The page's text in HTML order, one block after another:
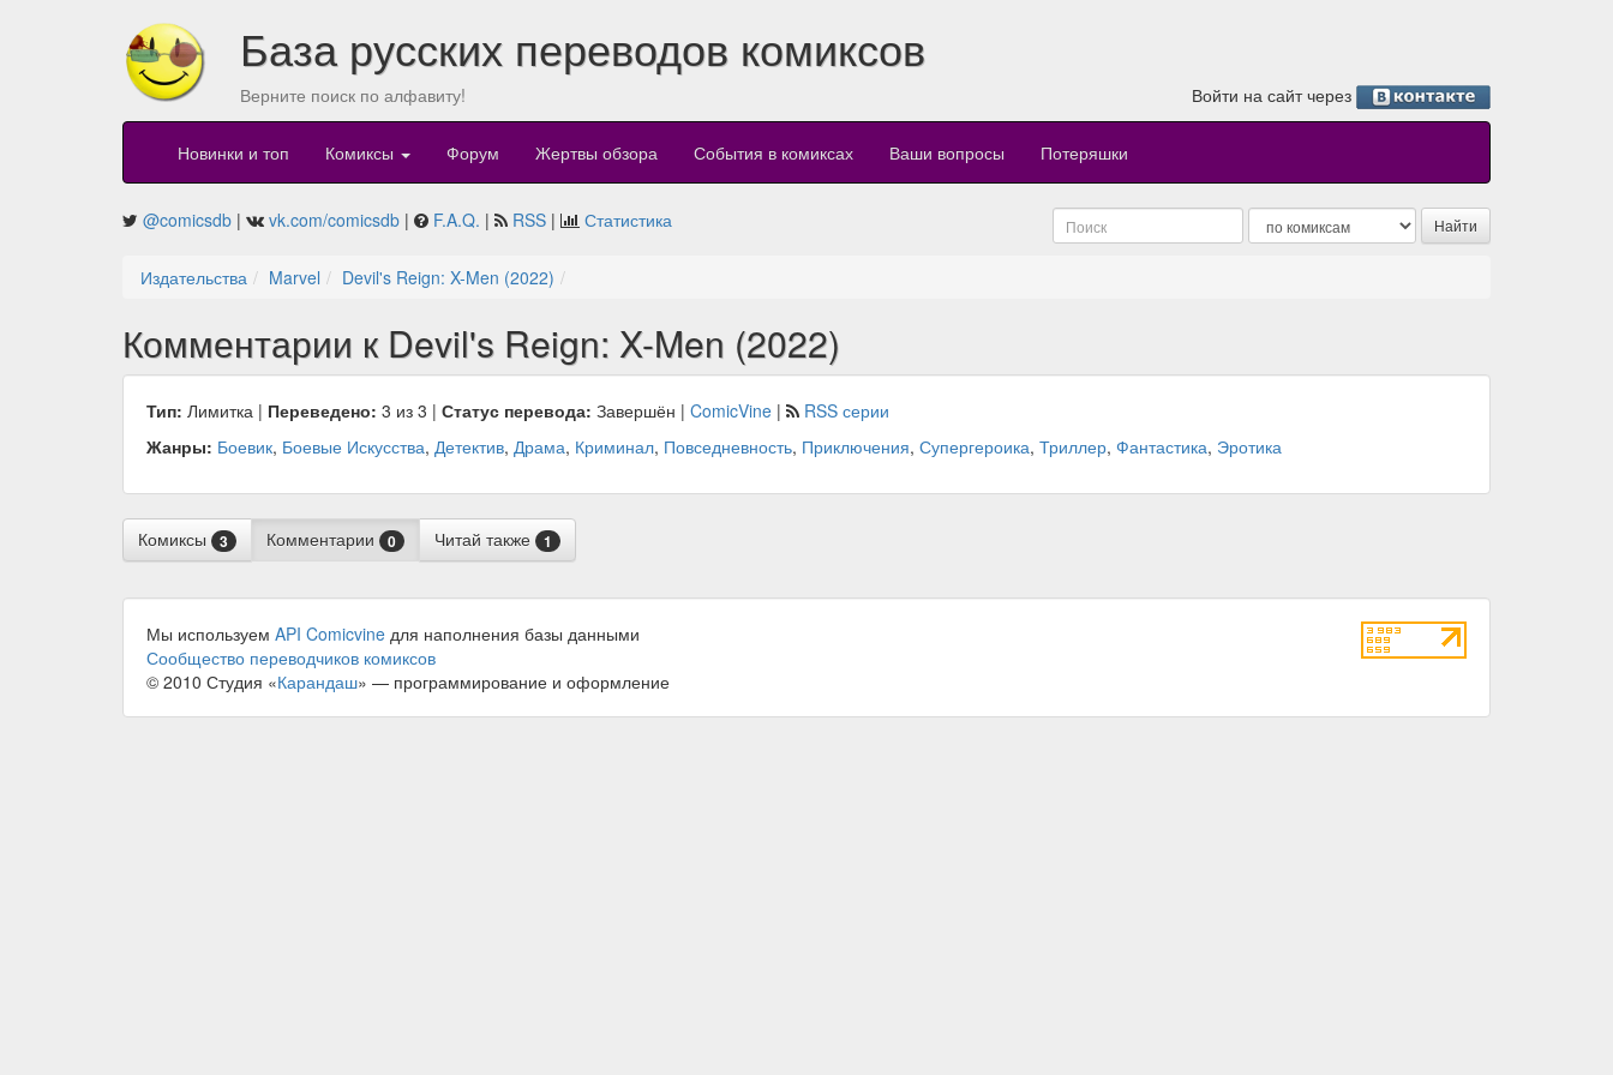
База русских переводов комиксов
Верните поиск по алфавиту! Войти на сайт через
Новинки и топ Комиксы Форум Жертвы обзора События в комиксах Ваши вопросы Потеряшки
@comicsdb | vk.com/comicsdb | F.A.Q. | RSS | Статистика
Издательства Marvel Devil's Reign: X-Men (2022)
Комментарии к Devil's Reign: X-Men (2022)
Тип: Лимитка | Переведено: 3 из 3 | Статус перевода: Завершён | ComicVine |
RSS серии
Жанры: Боевик, Боевые Искусства, Детектив, Драма, Криминал, Повседневность, Приключения, Супергероика, Триллер, Фантастика, Эротика
Комиксы 3 Комментарии 0 Читай также 1
Мы используем API Comicvine для наполнения базы данными
Сообщество переводчиков комиксов
© 2010 Студия «Карандаш» — программирование и оформление